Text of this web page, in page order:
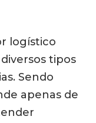
logístico
tipos
Sendo
apenas de